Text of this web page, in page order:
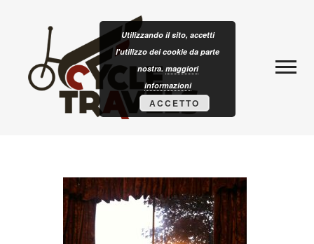
Utilizzando il sito, accetti
l'utilizzo dei cookie da parte
nostra. maggiori
informazioni
ACCETTO